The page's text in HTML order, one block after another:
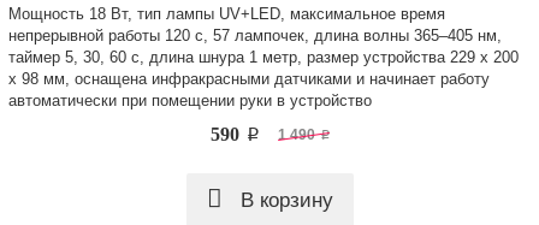
Мощность 18 Вт, тип лампы UV+LED, максимальное время
непрерывной работы 120 с, 57 лампочек, длина волны 365–405 нм,
таймер 5, 30, 60 с, длина шнура 1 метр, размер устройства 229 х 200
х 98 мм, оснащена инфракрасными датчиками и начинает работу
автоматически при помещении руки в устройство
590 p 1 490 p
В корзину